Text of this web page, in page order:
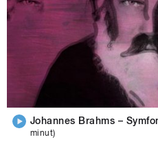
Johannes Brahms –
minut)